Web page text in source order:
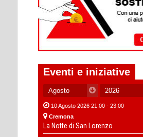
Eventi e iniziative
10 Agosto 2026 21:00 - 23:00
Cremona
La Notte di San Lorenzo